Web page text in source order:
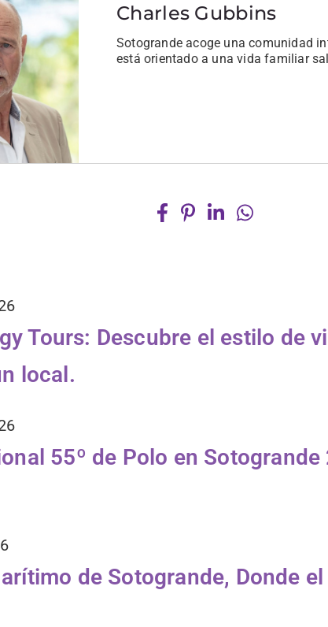
Charles Gubbins
Sotogrande acoge una comunidad
está orientado a una vida familiar
Tours: Descubre el estilo de
local.
55º de Polo en
de Sotogrande, Donde